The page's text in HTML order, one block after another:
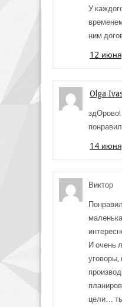
У
ним
12
Olga
14
Виктор
И очень
уговоры,
цели…